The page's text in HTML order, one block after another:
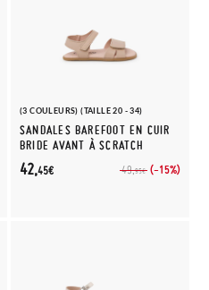
(3 COULEURS) (TAILLE 20 - 34)
SANDALES BAREFOOT EN CUIR
BRIDE AVANT À SCRATCH
49,95€ (-15%)
42,45€